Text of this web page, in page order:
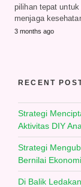
pilihan tepat
menjaga
3 months ago
RECENT
Strategi
Aktivitas DIY
Strategi
Bernilai Ekonomi
Di Balik